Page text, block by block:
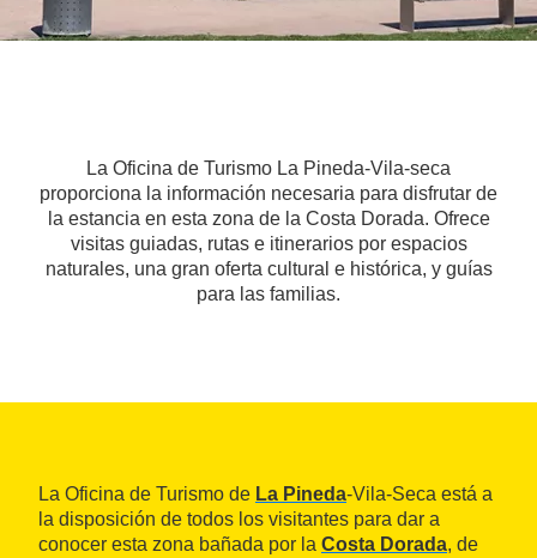
La Oficina de Turismo La Pineda-Vila-seca
proporciona la información necesaria para disfrutar de
la estancia en esta zona de la Costa Dorada. Ofrece
visitas guiadas, rutas e itinerarios por espacios
naturales, una gran oferta cultural e histórica, y guías
para las familias.
La Oficina de Turismo de La Pineda-Vila-Seca está a
la disposición de todos los visitantes para dar a
conocer esta zona bañada por la Costa Dorada, de